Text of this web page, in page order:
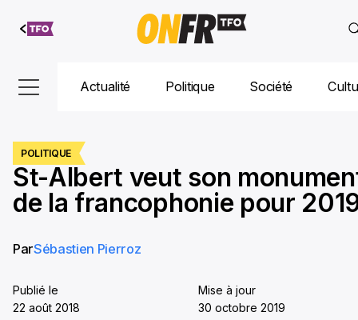
Aller au
contenu
Actualité Politique Société
POLITIQUE
St-Albert veut son
de la francophonie pour
ParSébastien Pierroz
Publié le
22 août 2018
Mise à jour
30 octobre 2019